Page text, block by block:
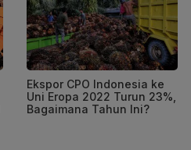
Ekspor CPO Indonesia ke
Uni Eropa 2022 Turun 23%,
Bagaimana Tahun Ini?